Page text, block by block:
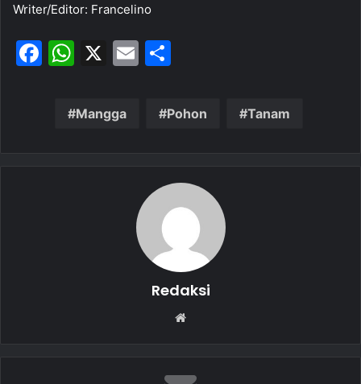
Writer/Editor: Francelino
F
W
at
X
E
ar
e
Mangga Pohon Tanam
Redaksi
s